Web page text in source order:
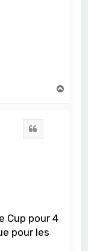
Cup pour 4
pour les